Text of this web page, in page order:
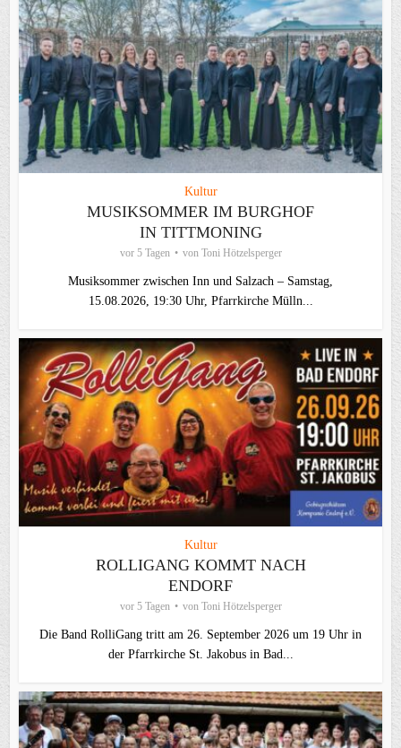
Kultur
MUSIKSOMMER IM BURGHOF
IN TITTMONING
vor 5 Tagen von Toni Hötzelsperger
Musiksommer zwischen Inn und Salzach – Samstag,
15.08.2026, 19:30 Uhr, Pfarrkirche Mülln...
Kultur
ROLLIGANG KOMMT NACH
ENDORF
vor 5 Tagen von Toni Hötzelsperger
Die Band RolliGang tritt am 26. September 2026 um 19 Uhr in
der Pfarrkirche St. Jakobus in Bad...